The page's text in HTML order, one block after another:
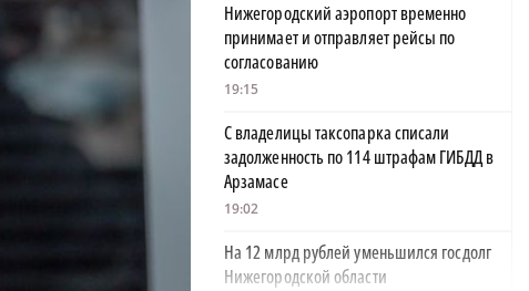
Нижегородский аэропорт временно
принимает и отправляет рейсы по
согласованию
19:15
С владелицы таксопарка списали
задолженность по 114 штрафам ГИБДД в
Арзамасе
19:02
На 12 млрд рублей уменьшился госдолг
Нижегородской области